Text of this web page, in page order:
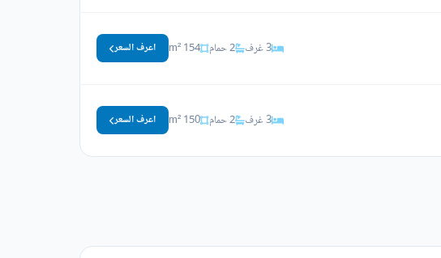
3 غرف 2 حمام 154 m² اعرف السعر
3 غرف 2 حمام 150 m² اعرف السعر